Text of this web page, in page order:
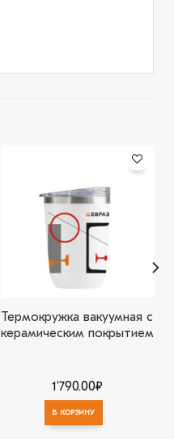
избранное
Термокружка вакуумная с
керамическим покрытием
1'790.00₽
В КОРЗИНУ